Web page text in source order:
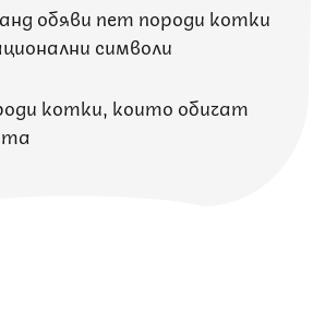
обяви пет породи котки
символи
котки, които обичат